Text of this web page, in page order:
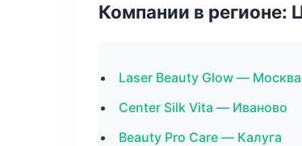
Компании в регионе:
Laser Beauty Glow — Москва
Center Silk Vita — Иваново
Beauty Pro Care — Калуга